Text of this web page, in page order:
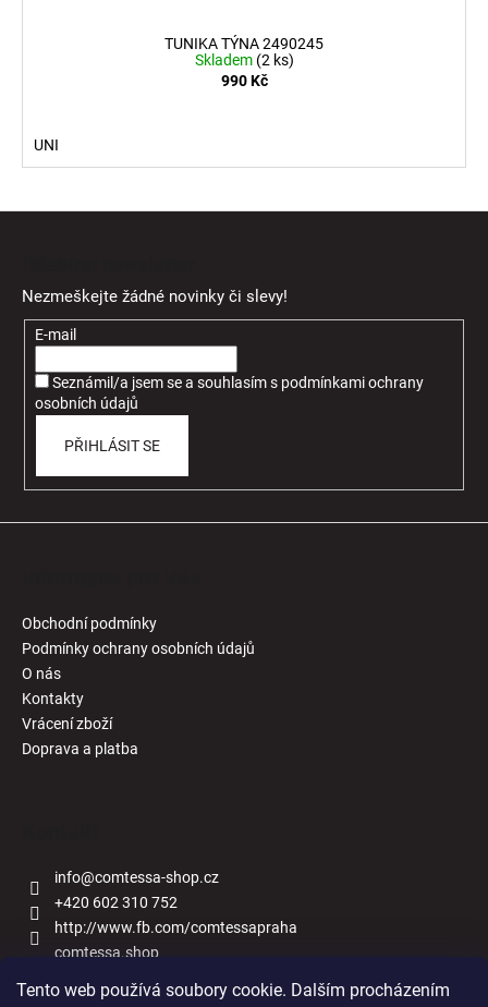
Tento web používá soubory cookie. Dalším procházením
TUNIKA TÝNA 2490245
Skladem (2 ks)
990 Kč
UNI
Nezmeškejte žádné novinky či slevy!
E-mail
Seznámil/a jsem se a souhlasíms podmínkami ochrany
osobních údajů
PŘIHLÁSIT SE
Obchodní podmínky
Podmínky ochrany osobních údajů
O nás
Kontakty
Vrácení zboží
Doprava a platba
info@comtessa-shop.cz
+420 602 310 752
http://www.fb.com/comtessapraha
comtessa.shop